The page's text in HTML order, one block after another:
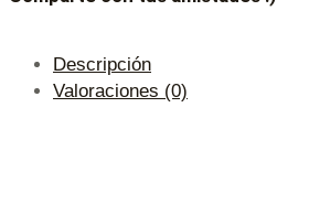
Descripción
Valoraciones (0)